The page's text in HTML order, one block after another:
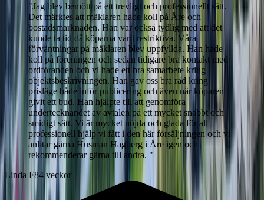
"Jag blev bemött på ett trevligt och professionellt sätt.
Det märktes att mäklaren hade koll på Åre och
bostadsmarknaden. Han var också tydlig med att det
kunde ta tid då köparna varit restriktiva. Våra
förväntningar på mäklaren blev uppfyllda. Han hade
koll på föreningen och sedan tidigare bra kontakt med
ordföranden och vi hade ett bra samarbete kring
objektsbeskrivningen. Han gav oss bra råd kring
prisläge både inför publicering och även när köparen
givit ett bud. Han hjälpte till att genomföra
undertecknandet av avtalen på ett mycket snabbt och
smidigt sätt. Vi är mycket nöjda och glada för all
professionell hjälp vi fått i den här försäljningen och vi
anlitar gärna Husman Hagberg i Åre igen och
rekommenderar gärna till andra. "
Linda F84 veckor